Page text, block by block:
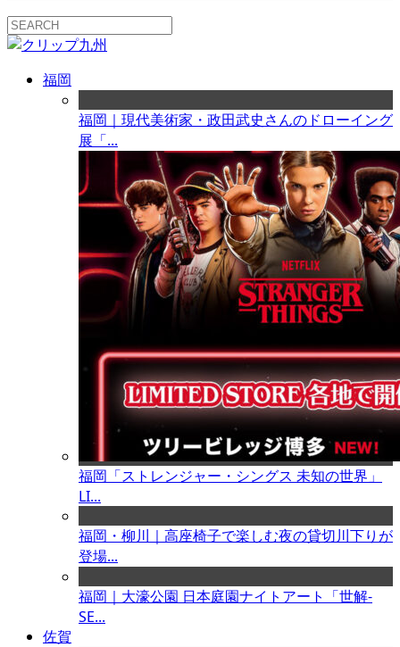
福岡
福岡｜現代美術家・政田武史さんのドローイング
展「...
福岡「ストレンジャー・シングス 未知の世界」
LI...
福岡・柳川｜高座椅子で楽しむ夜の貸切川下りが
登場...
福岡｜大濠公園 日本庭園ナイトアート「世解-
SE...
佐賀